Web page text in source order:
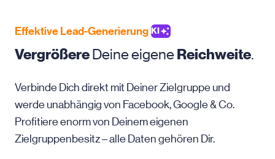
Effektive Lead-Generierung KI
VergrößereDeine eigeneReichweite.
Verbinde Dich direkt mit Deiner Zielgruppe und
werde unabhängig von Facebook, Google & Co.
Profitiere enorm von Deinem eigenen
Zielgruppenbesitz – alle Daten gehören Dir.